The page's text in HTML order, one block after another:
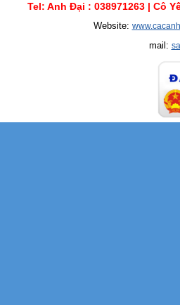
Tel: Anh Đại : 038971263 | Cô
Website:
mail: